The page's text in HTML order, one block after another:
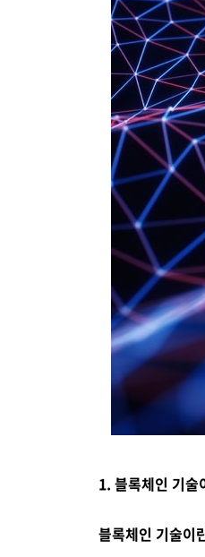
1. 블록체인 기술
블록체인 기술이